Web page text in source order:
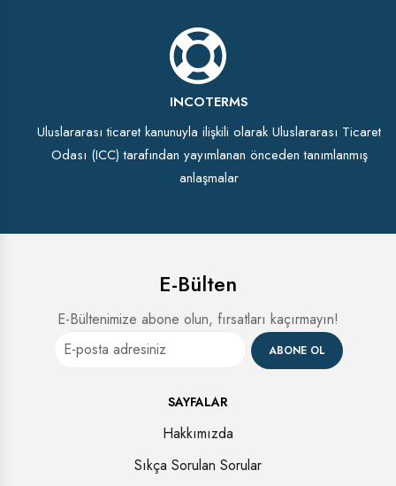
INCOTERMS
Uluslararası ticaret kanunuyla ilişkili olarak Uluslararası Ticaret
Odası (ICC) tarafından yayımlanan önceden tanımlanmış
anlaşmalar
E-Bülten
E-Bültenimize abone olun, fırsatları kaçırmayın!
ABONE OL
SAYFALAR
Hakkımızda
Sıkça Sorulan Sorular